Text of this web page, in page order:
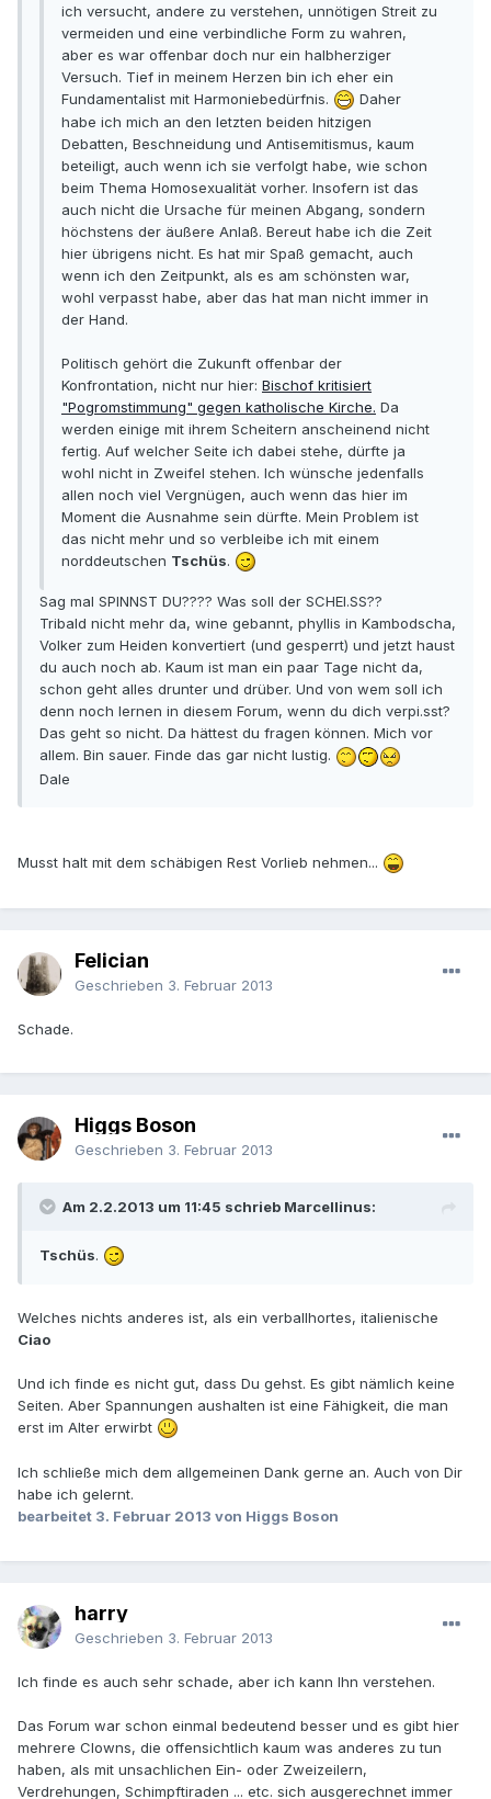
ich versucht, andere zu verstehen, unnötigen Streit zu
vermeiden und eine verbindliche Form zu wahren,
aber es war offenbar doch nur ein halbherziger
Versuch. Tief in meinem Herzen bin ich eher ein
Fundamentalist mit Harmoniebedürfnis.
Daher
habe ich mich an den letzten beiden hitzigen
Debatten, Beschneidung und Antisemitismus, kaum
beteiligt, auch wenn ich sie verfolgt habe, wie schon
beim Thema Homosexualität vorher. Insofern ist das
auch nicht die Ursache für meinen Abgang, sondern
höchstens der äußere Anlaß. Bereut habe ich die Zeit
hier übrigens nicht. Es hat mir Spaß gemacht, auch
wenn ich den Zeitpunkt, als es am schönsten war,
wohl verpasst habe, aber das hat man nicht immer in
der Hand.
Politisch gehört die Zukunft offenbar der
Konfrontation, nicht nur hier: Bischof kritisiert
"Pogromstimmung" gegen katholische Kirche. Da
werden einige mit ihrem Scheitern anscheinend nicht
fertig. Auf welcher Seite ich dabei stehe, dürfte ja
wohl nicht in Zweifel stehen. Ich wünsche jedenfalls
allen noch viel Vergnügen, auch wenn das hier im
Moment die Ausnahme sein dürfte. Mein Problem ist
das nicht mehr und so verbleibe ich mit einem
norddeutschen Tschüs.
Sag mal SPINNST DU???? Was soll der SCHEI.SS??
Tribald nicht mehr da, wine gebannt, phyllis in Kambodscha,
Volker zum Heiden konvertiert (und gesperrt) und jetzt haust
du auch noch ab. Kaum ist man ein paar Tage nicht da,
schon geht alles drunter und drüber. Und von wem soll ich
denn noch lernen in diesem Forum, wenn du dich verpi.sst?
Das geht so nicht. Da hättest du fragen können. Mich vor
allem. Bin sauer. Finde das gar nicht lustig.
Dale
Musst halt mit dem schäbigen Rest Vorlieb nehmen...
Felician
Geschrieben 3. Februar 2013
Schade.
Higgs Boson
Geschrieben 3. Februar 2013
Am 2.2.2013 um 11:45 schrieb Marcellinus:
Tschüs.
Welches nichts anderes ist, als ein verballhortes, italienische
Ciao
Und ich finde es nicht gut, dass Du gehst. Es gibt nämlich keine
Seiten. Aber Spannungen aushalten ist eine Fähigkeit, die man
erst im Alter erwirbt
Ich schließe mich dem allgemeinen Dank gerne an. Auch von Dir
habe ich gelernt.
bearbeitet 3. Februar 2013 von Higgs Boson
harry
Geschrieben 3. Februar 2013
Ich finde es auch sehr schade, aber ich kann Ihn verstehen.
Das Forum war schon einmal bedeutend besser und es gibt hier
mehrere Clowns, die offensichtlich kaum was anderes zu tun
haben, als mit unsachlichen Ein- oder Zweizeilern,
Verdrehungen, Schimpftiraden ... etc. sich ausgerechnet immer